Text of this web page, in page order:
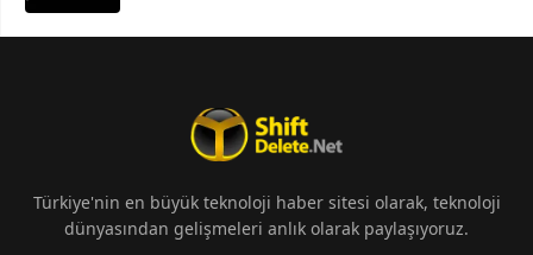
Türkiye'nin en büyük teknoloji haber sitesi olarak, teknoloji
dünyasından gelişmeleri anlık olarak paylaşıyoruz.